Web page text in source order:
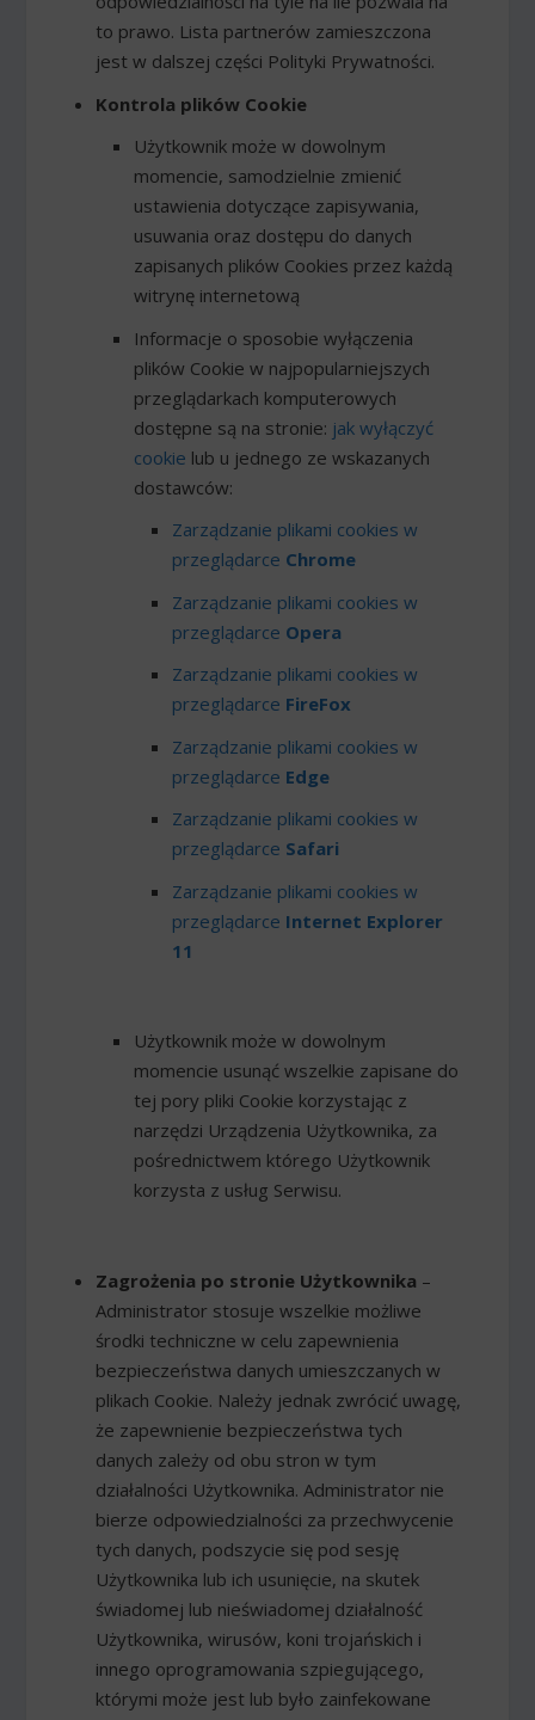
to prawo. Lista partnerów zamieszczona
jest w dalszej części Polityki Prywatności.
Kontrola plików Cookie
Użytkownik może w dowolnym
momencie, samodzielnie zmienić
ustawienia dotyczące zapisywania,
usuwania oraz dostępu do danych
zapisanych plików Cookies przez każdą
witrynę internetową
Informacje o sposobie wyłączenia
plików Cookie w najpopularniejszych
przeglądarkach komputerowych
dostępne są na stronie: jak wyłączyć
cookie lub u jednego ze wskazanych
dostawców:
Zarządzanie plikami cookies w
przeglądarce Chrome
Zarządzanie plikami cookies w
przeglądarce Opera
Zarządzanie plikami cookies w
przeglądarce FireFox
Zarządzanie plikami cookies w
przeglądarce Edge
Zarządzanie plikami cookies w
przeglądarce Safari
Zarządzanie plikami cookies w
przeglądarce Internet Explorer
11
Użytkownik może w dowolnym
momencie usunąć wszelkie zapisane do
tej pory pliki Cookie korzystając z
narzędzi Urządzenia Użytkownika, za
pośrednictwem którego Użytkownik
korzysta z usług Serwisu.
Zagrożenia po stronie Użytkownika –
Administrator stosuje wszelkie możliwe
środki techniczne w celu zapewnienia
bezpieczeństwa danych umieszczanych w
plikach Cookie. Należy jednak zwrócić uwagę,
że zapewnienie bezpieczeństwa tych
danych zależy od obu stron w tym
działalności Użytkownika. Administrator nie
bierze odpowiedzialności za przechwycenie
tych danych, podszycie się pod sesję
Użytkownika lub ich usunięcie, na skutek
świadomej lub nieświadomej działalność
Użytkownika, wirusów, koni trojańskich i
innego oprogramowania szpiegującego,
którymi może jest lub było zainfekowane